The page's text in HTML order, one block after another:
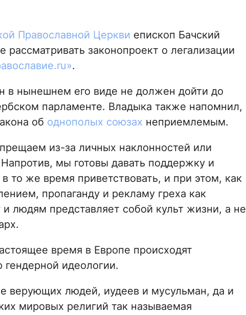
Православной Церкви епископ Бачский
рассматривать законопроект о легализации
.
в нынешнем его виде не должен дойти до
парламенте. Владыка также напомнил,
об однополых союзах неприемлемым.
из-за личных наклонностей или
мы готовы давать поддержку и
то же время приветствовать, и при этом, как
пропаганду и рекламу греха как
людям представляет собой культ жизни, а не
время в Европе происходят
идеологии.
верующих людей, иудеев и мусульман, да и
мировых религий так называемая